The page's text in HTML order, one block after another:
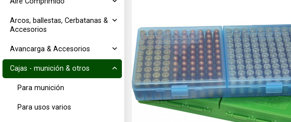
Arcos, ballestas, Cerbatanas &
Accesorios
Avancarga & Accesorios
Cajas - munición & otros
Para munición
Para usos varios